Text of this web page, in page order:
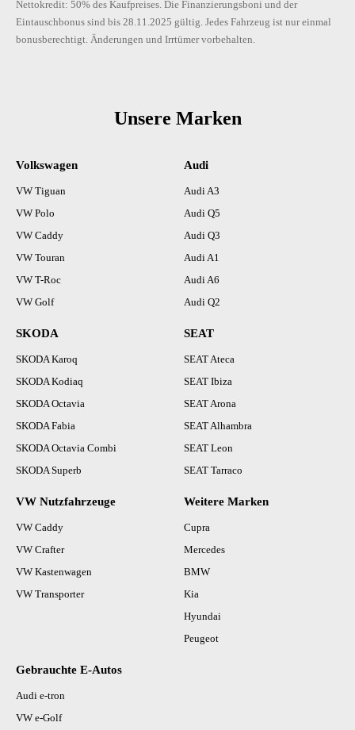
Nettokredit: 50% des Kaufpreises. Die Finanzierungsboni und der
Eintauschbonus sind bis 28.11.2025 gültig. Jedes Fahrzeug ist nur einmal
bonusberechtigt. Änderungen und Irrtümer vorbehalten.
Unsere Marken
Volkswagen
VW Tiguan
VW Polo
VW Caddy
VW Touran
VW T-Roc
VW Golf
Audi
Audi A3
Audi Q5
Audi Q3
Audi A1
Audi A6
Audi Q2
SKODA
SKODA Karoq
SKODA Kodiaq
SKODA Octavia
SKODA Fabia
SKODA Octavia Combi
SKODA Superb
SEAT
SEAT Ateca
SEAT Ibiza
SEAT Arona
SEAT Alhambra
SEAT Leon
SEAT Tarraco
VW Nutzfahrzeuge
VW Caddy
VW Crafter
VW Kastenwagen
VW Transporter
Weitere Marken
Cupra
Mercedes
BMW
Kia
Hyundai
Peugeot
Gebrauchte E-Autos
Audi e-tron
VW e-Golf